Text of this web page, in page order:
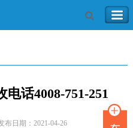
话4008-751-251
布日期：2021-04-26